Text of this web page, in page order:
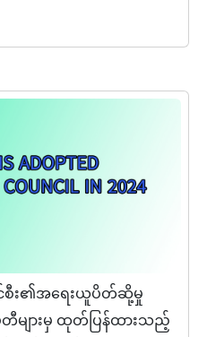
စီး၏အရေးယူပိတ်ဆို့မှု
တီများမှ ထုတ်ပြန်ထားသည့်